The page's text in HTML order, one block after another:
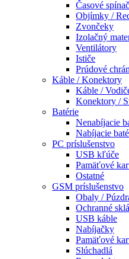
Časové
Objímky /
Zvončeky
Izolačný
Ventilátory
Ističe
Prúdové
Káble / Konektory
Káble /
Konektory /
Batérie
Nenabíjacie
Nabíjacie
PC príslušenstvo
USB kľúče
Pamäťové
Ostatné
GSM príslušenstvo
Obaly /
Ochranné sklá
USB káble
Nabíjačky
Pamäťové
Slúchadlá